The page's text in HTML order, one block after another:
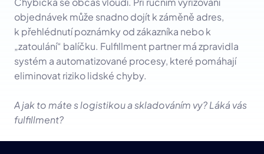
objednávek může snadno dojít k záměně adres,
k přehlédnutí poznámky od zákazníka nebo k
„zatoulání“ balíčku. Fulfillment partner má zpravidla
systém a automatizované procesy, které pomáhají
eliminovat riziko lidské chyby.
A jak to máte s logistikou a skladováním vy? Láká vás
fulfillment?